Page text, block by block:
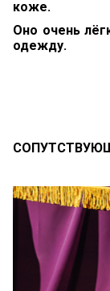
коже.
Оно очень
одежду.